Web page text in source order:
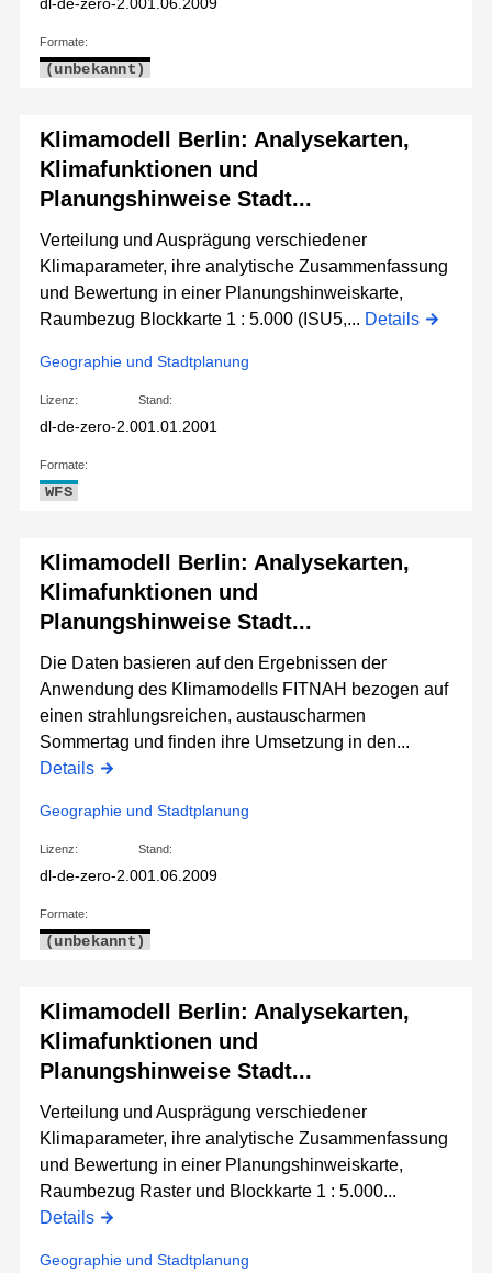
dl-de-zero-2.001.06.2009
Formate:
(unbekannt)
Klimamodell Berlin: Analysekarten,
Klimafunktionen und
Planungshinweise Stadt...
Verteilung und Ausprägung verschiedener
Klimaparameter, ihre analytische Zusammenfassung
und Bewertung in einer Planungshinweiskarte,
Raumbezug Blockkarte 1 : 5.000 (ISU5,... Details
Geographie und Stadtplanung
Lizenz:
dl-de-zero-2.0
Stand:
01.01.2001
Formate:
WFS
Klimamodell Berlin: Analysekarten,
Klimafunktionen und
Planungshinweise Stadt...
Die Daten basieren auf den Ergebnissen der
Anwendung des Klimamodells FITNAH bezogen auf
einen strahlungsreichen, austauscharmen
Sommertag und finden ihre Umsetzung in den...
Details
Geographie und Stadtplanung
Lizenz:
dl-de-zero-2.0
Stand:
01.06.2009
Formate:
(unbekannt)
Klimamodell Berlin: Analysekarten,
Klimafunktionen und
Planungshinweise Stadt...
Verteilung und Ausprägung verschiedener
Klimaparameter, ihre analytische Zusammenfassung
und Bewertung in einer Planungshinweiskarte,
Raumbezug Raster und Blockkarte 1 : 5.000...
Details
Geographie und Stadtplanung